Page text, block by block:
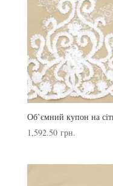
Об’ємний купон на
1,592.50 грн.